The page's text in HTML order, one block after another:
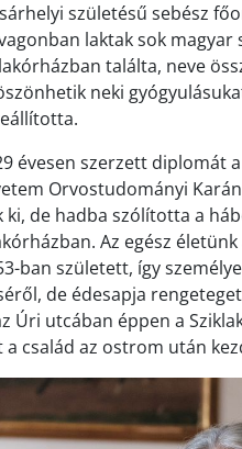
születésű sebész
laktak sok
találta, neve
neki
évesen szerzett diplomát
Orvostudományi
ki, de hadba szólította a
Az egész
ban született, így
de édesapja
Úri utcában éppen a
család az ostrom után